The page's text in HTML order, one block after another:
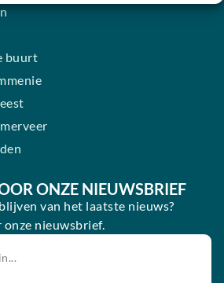
buurt
ONZE NIEUWSBRIEF
van het laatste nieuws?
nieuwsbrief.